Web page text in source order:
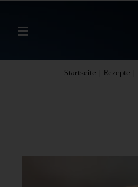
springen
Startseite | Rezepte |